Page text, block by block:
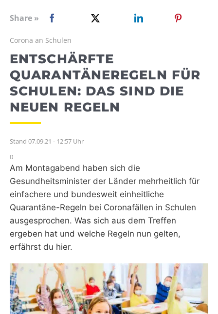
WEBRADIO
Share »
Corona an Schulen
ENTSCHÄRFTE
QUARANTÄNEREGELN FÜR
SCHULEN: DAS SIND DIE
NEUEN REGELN
Stand 07.09.21 - 12:57 Uhr
0
Am Montagabend haben sich die
Gesundheitsminister der Länder mehrheitlich für
einfachere und bundesweit einheitliche
Quarantäne-Regeln bei Coronafällen in Schulen
ausgesprochen. Was sich aus dem Treffen
ergeben hat und welche Regeln nun gelten,
erfährst du hier.